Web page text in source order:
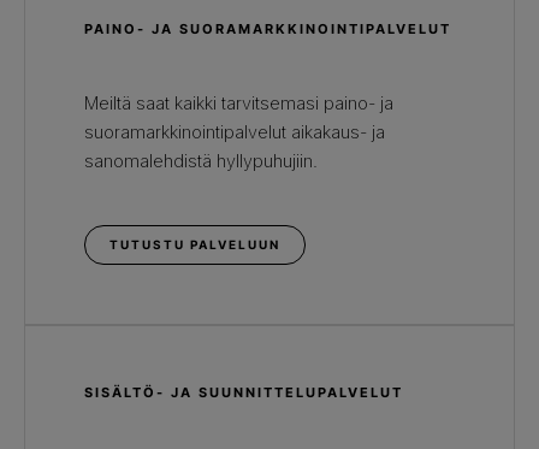
PAINO- JA SUORAMARKKINOINTIPALVELUT
Meiltä saat kaikki tarvitsemasi paino- ja
suoramarkkinointipalvelut aikakaus- ja
sanomalehdistä hyllypuhujiin.
TUTUSTU PALVELUUN
SISÄLTÖ- JA SUUNNITTELUPALVELUT